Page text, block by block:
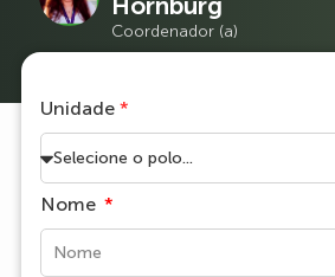
Coordenador (a)
Unidade *
Nome